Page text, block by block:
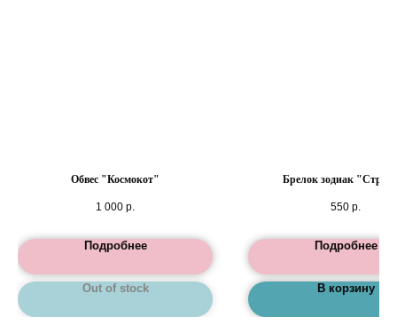
Обвес "Космокот"
1 000 р.
Подробнее
Out of stock
Брелок зодиак
550 р.
Подробнее
В корзину